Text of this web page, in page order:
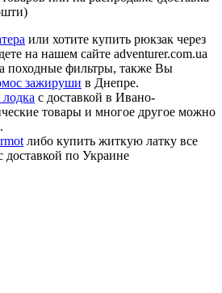
или хотите купить рюкзак через
на нашем сайте adventurer.com.ua
походные фильтры, также Вы
зажируши в Днепре.
с доставкой в Ивано-
товары и многое другое можно
либо купить житкую латку все
доставкой по Украине